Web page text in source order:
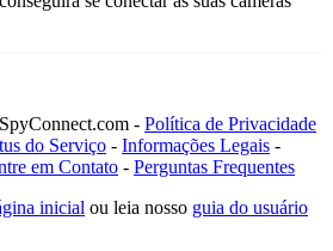
- Política de Privacidade
do Serviço - Informações Legais -
em Contato - Perguntas Frequentes
inicial ou leia nosso guia do usuário